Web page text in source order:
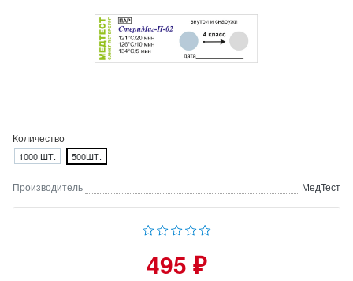
Количество
1000 ШТ. 500ШТ.
Производитель МедТест
495 ₽